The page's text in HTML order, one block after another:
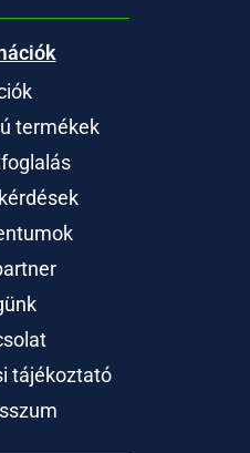
termékek
tájékoztató